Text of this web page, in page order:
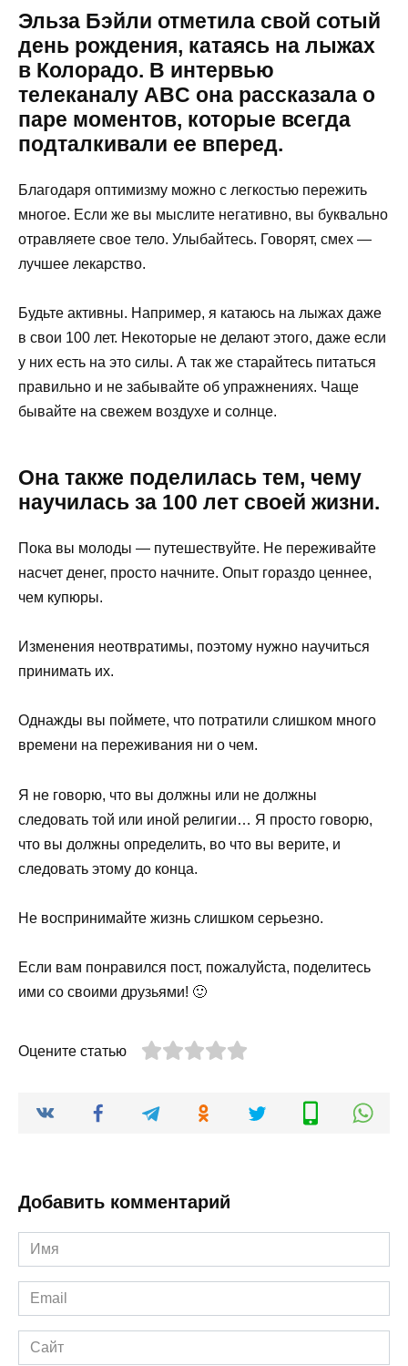
Эльза Бэйли отметила свой сотый
день рождения, катаясь на лыжах
в Колорадо. В интервью
телеканалу ABC она рассказала о
паре моментов, которые всегда
подталкивали ее вперед.
Благодаря оптимизму можно с легкостью пережить
многое. Если же вы мыслите негативно, вы буквально
отравляете свое тело. Улыбайтесь. Говорят, смех —
лучшее лекарство.
Будьте активны. Например, я катаюсь на лыжах даже
в свои 100 лет. Некоторые не делают этого, даже если
у них есть на это силы. А так же старайтесь питаться
правильно и не забывайте об упражнениях. Чаще
бывайте на свежем воздухе и солнце.
Она также поделилась тем, чему
научилась за 100 лет своей жизни.
Пока вы молоды — путешествуйте. Не переживайте
насчет денег, просто начните. Опыт гораздо ценнее,
чем купюры.
Изменения неотвратимы, поэтому нужно научиться
принимать их.
Однажды вы поймете, что потратили слишком много
времени на переживания ни о чем.
Я не говорю, что вы должны или не должны
следовать той или иной религии… Я просто говорю,
что вы должны определить, во что вы верите, и
следовать этому до конца.
Не воспринимайте жизнь слишком серьезно.
Если вам понравился пост, пожалуйста, поделитесь
ими со своими друзьями! 🙂
Оцените статью
Добавить комментарий
Имя
*
Email
*
Сайт